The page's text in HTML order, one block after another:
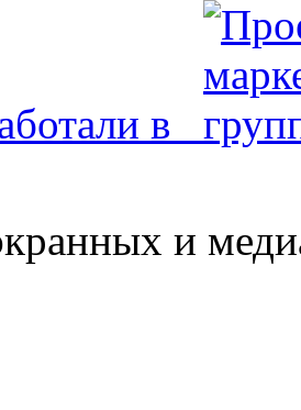
в
и